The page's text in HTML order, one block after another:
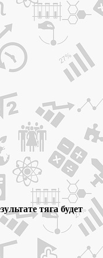
тяга будет